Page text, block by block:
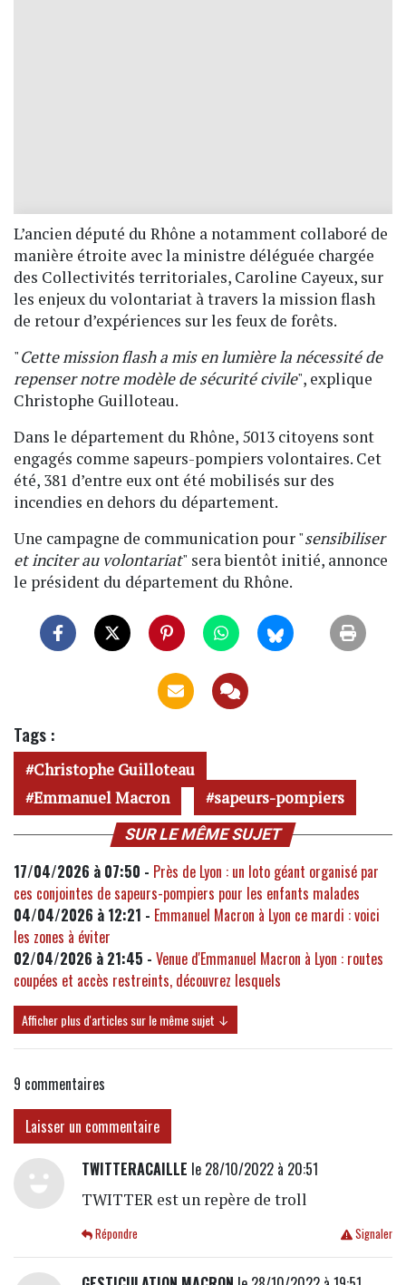
L’ancien député du Rhône a notamment collaboré de
manière étroite avec la ministre déléguée chargée
des Collectivités territoriales, Caroline Cayeux, sur
les enjeux du volontariat à travers la mission flash
de retour d’expériences sur les feux de forêts.
"Cette mission flash a mis en lumière la nécessité de
repenser notre modèle de sécurité civile", explique
Christophe Guilloteau.
Dans le département du Rhône, 5013 citoyens sont
engagés comme sapeurs-pompiers volontaires. Cet
été, 381 d’entre eux ont été mobilisés sur des
incendies en dehors du département.
Une campagne de communication pour "sensibiliser
et inciter au volontariat" sera bientôt initié, annonce
le président du département du Rhône.
Tags :
Christophe Guilloteau
Emmanuel Macron
sapeurs-pompiers
SUR LE MÊME SUJET
17/04/2026 à 07:50 - Près de Lyon : un loto géant organisé par
ces conjointes de sapeurs-pompiers pour les enfants malades
04/04/2026 à 12:21 - Emmanuel Macron à Lyon ce mardi : voici
les zones à éviter
02/04/2026 à 21:45 - Venue d'Emmanuel Macron à Lyon : routes
coupées et accès restreints, découvrez lesquels
Afficher plus d'articles sur le même sujet ↓
9 commentaires
Laisser un commentaire
TWITTERACAILLE le 28/10/2022 à 20:51
TWITTER est un repère de troll
Signaler
Répondre